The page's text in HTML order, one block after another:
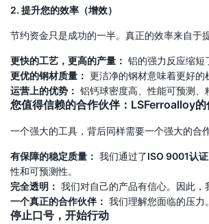
2. 提升您的效率（增效）
节约资金只是成功的一半。真正的效率来自于
更快的工艺，更高的产量： 铝的强力反应缩短
更优的钢材质量： 更洁净的钢材意味着更好
运营上的优势： 铝钙球密度高、性能可预测、
您值得信赖的合作伙伴：LSFerroalloy的
一个强大的工具，背后同样需要一个强大的合
有保障的稳定质量： 我们通过了ISO 9001认证
性和可预测性。
完全透明： 我们对自己的产品有信心。因此，
一个真正的合作伙伴： 我们理解您面临的压力
停止口号，开始行动